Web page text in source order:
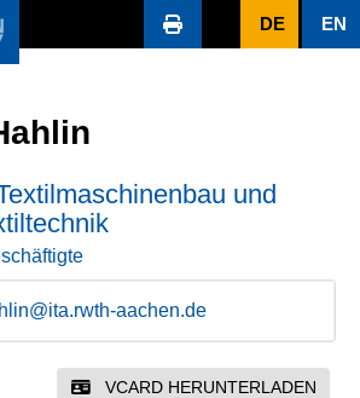
DE EN
und
aachen.de
VCARD HERUNTERLADEN